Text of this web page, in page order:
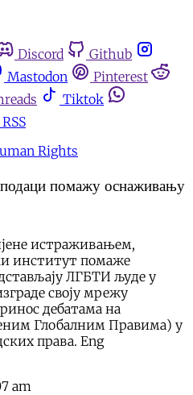
Discord
Github
Mastodon
Pinterest
Tiktok
RSS
Rights
помажу оснаживању
истраживањем,
институт помаже
ЛГБТИ људе у
своју мрежу
дебатама на
Глобалним Правима) у
права. Eng
am